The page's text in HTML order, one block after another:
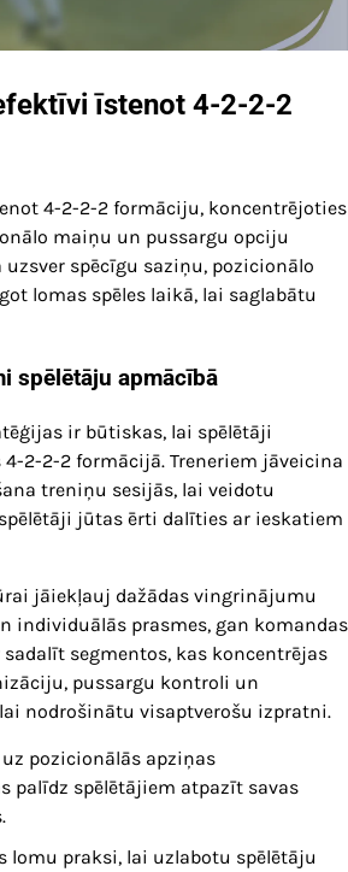
īstenot 4-2-2-2
4-2-2-2 formāciju, koncentrējoties
maiņu un pussargu opciju
spēcīgu saziņu, pozicionālo
lomas spēles laikā, lai saglabātu
spēlētāju apmācībā
ir būtiskas, lai spēlētāji
2-2-2 formācijā. Treneriem jāveicina
treniņu sesijās, lai veidotu
jūtas ērti dalīties ar ieskatiem
jāiekļauj dažādas vingrinājumu
individuālās prasmes, gan komandas
segmentos, kas koncentrējas
pussargu kontroli un
nodrošinātu visaptverošu izpratni.
pozicionālās apziņas
palīdz spēlētājiem atpazīt savas
lomu praksi, lai uzlabotu spēlētāju